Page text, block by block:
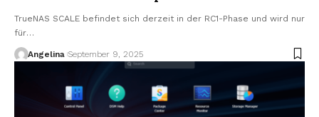
TrueNAS SCALE befindet sich derzeit in der RC1-Phase und wird nur
für…
Angelina September 9, 2025